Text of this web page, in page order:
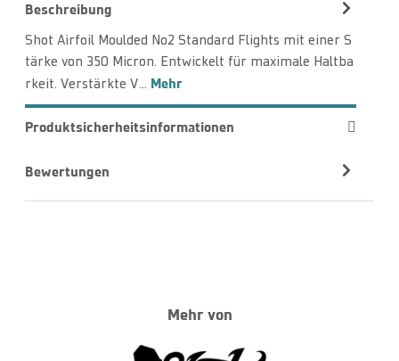
Beschreibung
Shot Airfoil Moulded No2 Standard Flights mit einer S
tärke von 350 Micron. Entwickelt für maximale Haltba
rkeit. Verstärkte V… Mehr
Produktsicherheitsinformationen
Bewertungen
Mehr von